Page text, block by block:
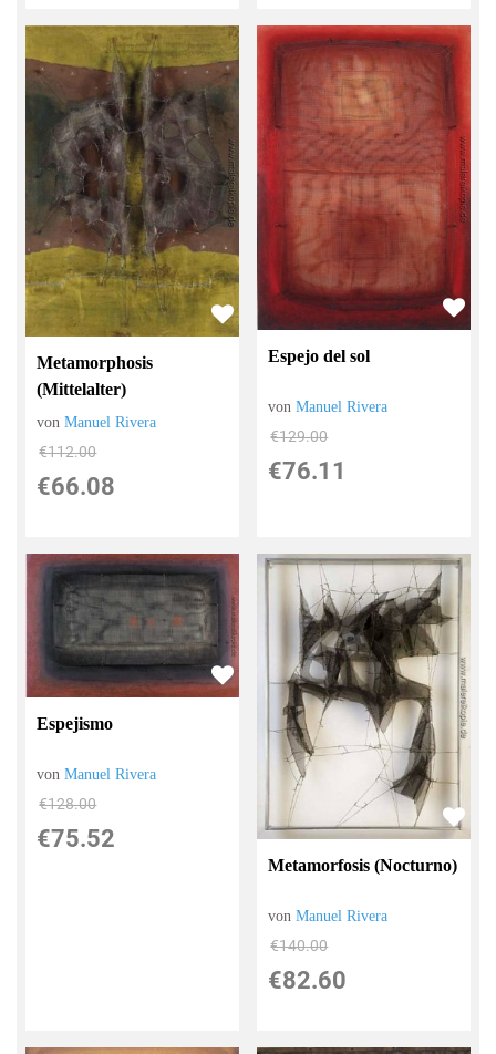
Metamorphosis
(Mittelalter)
vonManuel Rivera
€112.00
€66.08
Espejo del sol
vonManuel Rivera
€129.00
€76.11
Espejismo
vonManuel Rivera
€128.00
€75.52
Metamorfosis (Nocturno)
vonManuel Rivera
€140.00
€82.60